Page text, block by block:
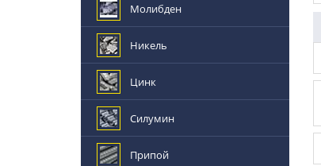
Молибден
Никель
Цинк
Силумин
Припой